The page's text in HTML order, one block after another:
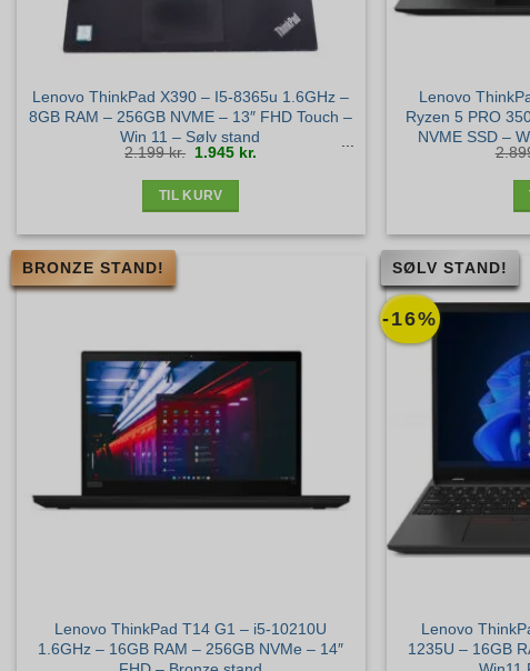
Lenovo ThinkPad X390 – I5-8365u 1.6GHz –
8GB RAM – 256GB NVME – 13″ FHD Touch –
Win 11 – Sølv stand
2.199kr. Den
oprindelige
pris
1.945 kr.
TIL KURV
Lenovo
Ryzen 5 PRO
NVME SSD –
BRONZE STAND!
Lenovo ThinkPad T14 G1 – i5-10210U
1.6GHz – 16GB RAM – 256GB NVMe – 14″
-16%
SØLV STAND!
Lenovo
1235U – 16GB